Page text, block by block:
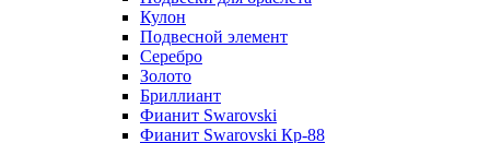
Кулон
Подвесной элемент
Серебро
Золото
Бриллиант
Фианит Swarovski
Фианит Swarovski Кр-88